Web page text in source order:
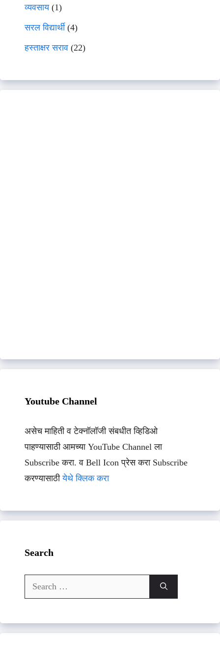
व्यवसाय(1)
सरल विद्यार्थी(4)
हस्ताक्षर सराव (22)
Youtube Channel
असेच माहिती व टेक्नॉलॉजी संबधीत व्हिडिओ
पाहण्यासाठी आमच्या YouTube Channel ला
Subscribe करा. व Bell Icon प्रेस करा Subscribe
करण्यासाठीयेथे क्लिक करा
Search
Search
for: